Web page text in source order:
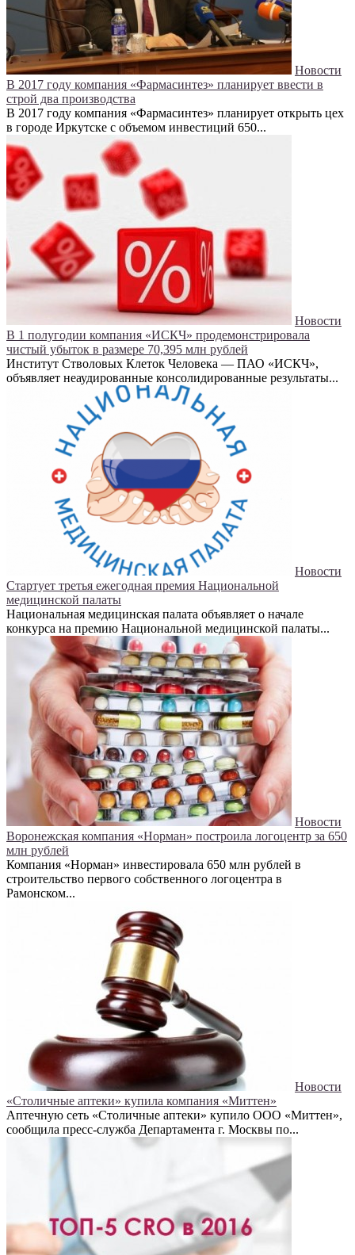
Новости
В 2017 году компания «Фармасинтез» планирует ввести в
строй два производства
В 2017 году компания «Фармасинтез» планирует открыть цех
в городе Иркутске с объемом инвестиций 650...
Новости
В 1 полугодии компания «ИСКЧ» продемонстрировала
чистый убыток в размере 70,395 млн рублей
Институт Стволовых Клеток Человека — ПАО «ИСКЧ»,
объявляет неаудированные консолидированные результаты...
Новости
Стартует третья ежегодная премия Национальной
медицинской палаты
Национальная медицинская палата объявляет о начале
конкурса на премию Национальной медицинской палаты...
Новости
Воронежская компания «Норман» построила логоцентр за 650
млн рублей
Компания «Норман» инвестировала 650 млн рублей в
строительство первого собственного логоцентра в
Рамонском...
Новости
«Столичные аптеки» купила компания «Миттен»
Аптечную сеть «Столичные аптеки» купило ООО «Миттен»,
сообщила пресс-служба Департамента г. Москвы по...